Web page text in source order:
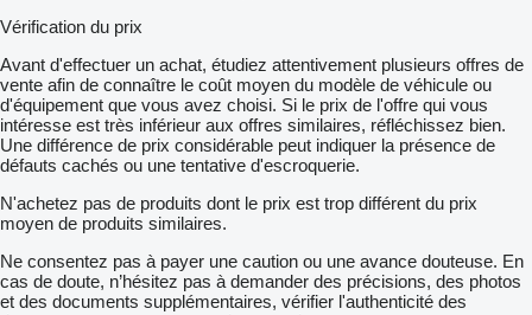
Vérification du prix
Avant d'effectuer un achat, étudiez attentivement plusieurs offres de
vente afin de connaître le coût moyen du modèle de véhicule ou
d'équipement que vous avez choisi. Si le prix de l'offre qui vous
intéresse est très inférieur aux offres similaires, réfléchissez bien.
Une différence de prix considérable peut indiquer la présence de
défauts cachés ou une tentative d'escroquerie.
N'achetez pas de produits dont le prix est trop différent du prix
moyen de produits similaires.
Ne consentez pas à payer une caution ou une avance douteuse. En
cas de doute, n’hésitez pas à demander des précisions, des photos
et des documents supplémentaires, vérifier l'authenticité des